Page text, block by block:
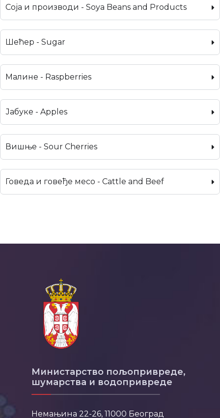
Соја и производи - Soya Beans and Products
Шећер - Sugar
Малине - Raspberries
Јабуке - Apples
Вишње - Sour Cherries
Говеда и говеђе месо - Cattle and Beef
Министарство пољопривреде,
шумарства и водопривреде
Немањина 22-26, 11000 Београд